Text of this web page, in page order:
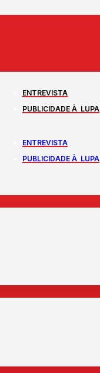
ENTREVISTA
PUBLICIDADE À LUPA
ENTREVISTA
PUBLICIDADE À LUPA